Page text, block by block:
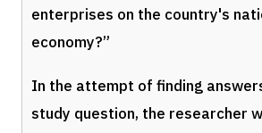
enterprises on the country's
economy?”
In the attempt of finding
study question, the researcher